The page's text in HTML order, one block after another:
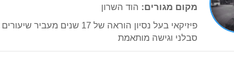
מקום מגורים: הוד השרון
פיזיקאי בעל נסיון הוראה של
סבלני וגישה מותאמת